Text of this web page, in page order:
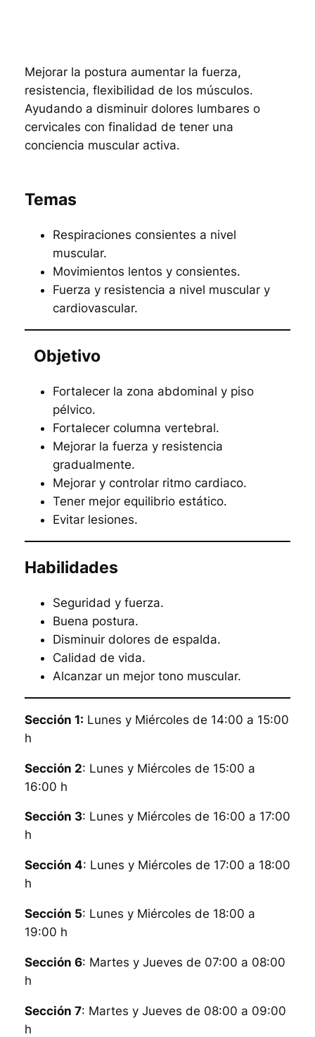
Mejorar la postura aumentar la fuerza,
resistencia, flexibilidad de los músculos.
Ayudando a disminuir dolores lumbares o
cervicales con finalidad de tener una
conciencia muscular activa.
Temas
Respiraciones consientes a nivel
muscular.
Movimientos lentos y consientes.
Fuerza y resistencia a nivel muscular y
cardiovascular.
Objetivo
Fortalecer la zona abdominal y piso
pélvico.
Fortalecer columna vertebral.
Mejorar la fuerza y resistencia
gradualmente.
Mejorar y controlar ritmo cardiaco.
Tener mejor equilibrio estático.
Evitar lesiones.
Habilidades
Seguridad y fuerza.
Buena postura.
Disminuir dolores de espalda.
Calidad de vida.
Alcanzar un mejor tono muscular.
Sección 1: Lunes y Miércoles de 14:00 a 15:00
h
Sección 2: Lunes y Miércoles de 15:00 a
16:00 h
Sección 3: Lunes y Miércoles de 16:00 a 17:00
h
Sección 4: Lunes y Miércoles de 17:00 a 18:00
h
Sección 5: Lunes y Miércoles de 18:00 a
19:00 h
Sección 6: Martes y Jueves de 07:00 a 08:00
h
Sección 7: Martes y Jueves de 08:00 a 09:00
h